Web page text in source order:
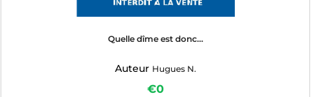
Quelle dîme est donc...
Auteur Hugues N.
€0